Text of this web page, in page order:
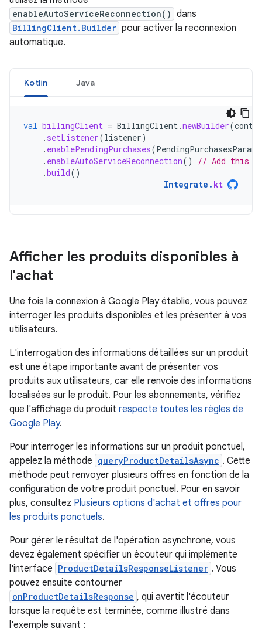
enableAutoServiceReconnection() dans
BillingClient.Builder pour activer la reconnexion
automatique.
Kotlin Java
val billingClient = BillingClient.newBuilder(
. setListener(listener)
. enablePendingPurchases(PendingPurchasesParams
. enableAutoServiceReconnection()
// Add this
.build()
Integrate . kt
Afficher les produits disponibles à
l'achat
Une fois la connexion à Google Play établie, vous pouvez
interroger les produits disponibles et les présenter à vos
utilisateurs.
L'interrogation des informations détaillées sur un produit
est une étape importante avant de présenter vos
produits aux utilisateurs, car elle renvoie des informations
localisées sur le produit. Pour les abonnements, vérifiez
que l'affichage du produit respecte toutes les règles de
Google Play.
Pour interroger les informations sur un produit ponctuel,
appelez la méthode queryProductDetailsAsync . Cette
méthode peut renvoyer plusieurs offres en fonction de la
configuration de votre produit ponctuel. Pour en savoir
plus, consultez Plusieurs options d'achat et offres pour
les produits ponctuels.
Pour gérer le résultat de l'opération asynchrone, vous
devez également spécifier un écouteur qui implémente
l'interface ProductDetailsResponseListener . Vous
pouvez ensuite contourner
onProductDetailsResponse , qui avertit l'écouteur
lorsque la requête est terminée, comme illustré dans
l'exemple suivant :